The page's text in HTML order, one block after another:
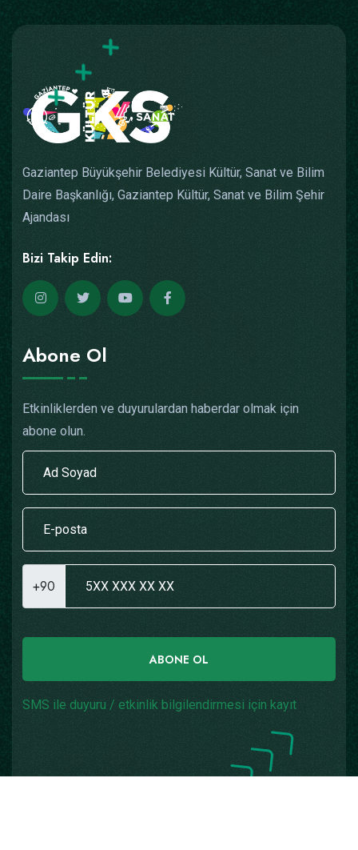
Gaziantep Büyükşehir Belediyesi Kültür, Sanat ve Bilim
Daire Başkanlığı, Gaziantep Kültür, Sanat ve Bilim Şehir
Ajandası
Bizi Takip Edin:
Abone Ol
Etkinliklerden ve duyurulardan haberdar olmak için
abone olun.
+90
ABONE OL
SMS ile duyuru / etkinlik bilgilendirmesi için kayıt